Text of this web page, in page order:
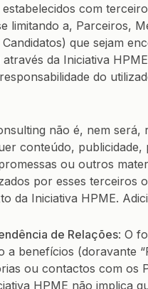
com
limitando a, Parceiros,
que sejam
da Iniciativa
do
não é, nem será,
conteúdo, publicidade,
ou outros
por esses terceiros
da Iniciativa HPME.
de Relações: O
a benefícios (doravante
ou contactos com os
HPME não implica